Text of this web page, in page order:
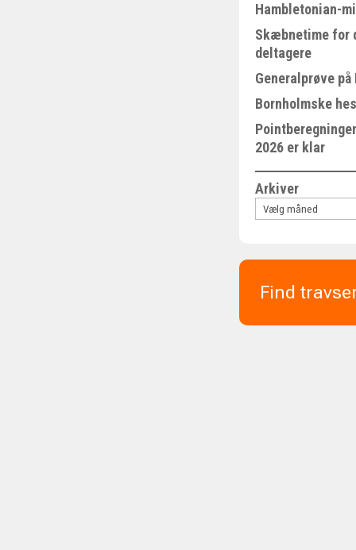
Hambletonian-
Skæbnetime for
deltagere
Generalprøve
Bornholmske
2026 er klar
Arkiver
Find